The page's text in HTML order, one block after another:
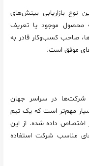
نوع بازاریابی بینش‌های
محصول موجود یا تعریف
صاحب کسب‌وکار قادر به
موفق است.
شرکت‌ها در سراسر جهان
مهم‌تر است که یک تیم
اختصاص داده شده. از این
مناسب شرکت استفاده